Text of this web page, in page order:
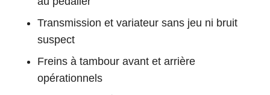
Transmission et variateur sans jeu ni bruit
suspect
Freins à tambour avant et arrière
opérationnels